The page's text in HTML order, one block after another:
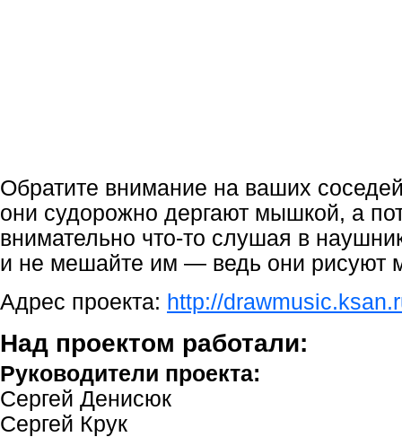
Обратите внимание на ваших
они судорожно дергают мышкой, а
внимательно что-то слушая в
и не мешайте им — ведь они рисуют
Адрес проекта: http://
Над проектом работали:
Руководители проекта:
Сергей Денисюк
Сергей Крук